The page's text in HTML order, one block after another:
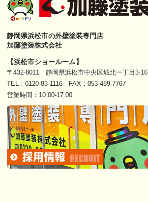
静岡県浜松市の外壁塗装専門店
加藤塗装株式会社
【浜松市ショールーム】
〒432-8011 静岡県浜松市中央区城北一丁目3-16
TEL： 0120-83-1116 FAX：053-489-7767
営業時間：10:00-17:00